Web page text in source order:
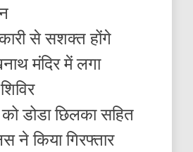
से सशक्त होंगे
मंदिर में लगा
डोडा छिलका सहित
ने किया गिरफ्तार